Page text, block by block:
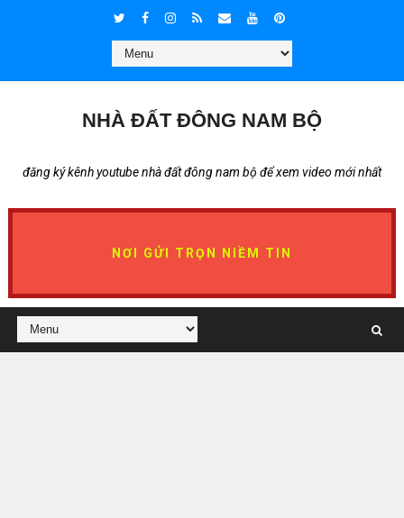
NHÀ ĐẤT ĐÔNG NAM BỘ
đăng ký kênh youtube nhà đất đông nam bộ để xem video mới nhất
NƠI GỬI TRỌN NIỀM TIN